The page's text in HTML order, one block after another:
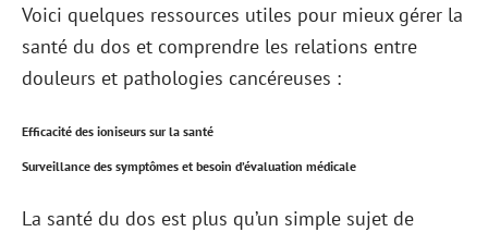
Voici quelques ressources utiles pour mieux gérer la
santé du dos et comprendre les relations entre
douleurs et pathologies cancéreuses :
Efficacité des ioniseurs sur la santé
Surveillance des symptômes et besoin d’évaluation médicale
La santé du dos est plus qu’un simple sujet de